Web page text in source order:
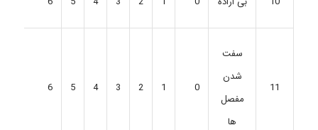
11
سفت
شدن
مفصل
ها
0
1
2
3
4
5
6